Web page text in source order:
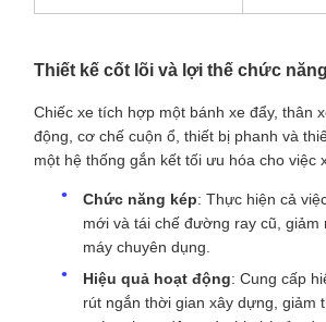
Trọng lượng Tare ≤ 40t
Chiều cao 1435mm
Ngọn tay di chuyển góc
70°
Chiều rộng 3099mm
Chiều dài 16804mm
Khoảng cách giữa tấm lõi 11602mm